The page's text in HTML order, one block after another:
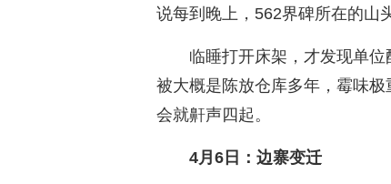
说每到晚上，562界碑所在的山
临睡打开床架，才发现单
被大概是陈放仓库多年，霉味
会就鼾声四起。
4月6日：边寨变迁